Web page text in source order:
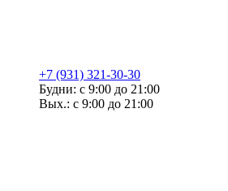
+7 (931) 321-30-30
Будни: с 9:00 до 21:00
Вых.: с 9:00 до 21:00